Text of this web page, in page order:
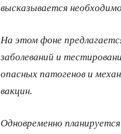
высказывается
На этом фоне
заболеваний и
опасных патогенов и
вакцин.
Одновременно